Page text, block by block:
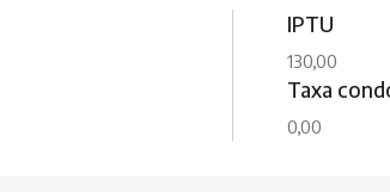
IPTU
130,00
Taxa
0,00